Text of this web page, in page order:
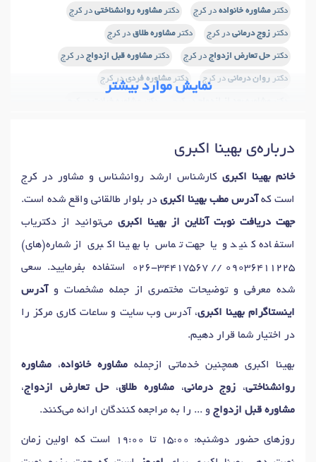
دکترمشاوره خانواده در کرج دکترمشاوره روانشناختی در کرج
دکتر زوج درمانی در کرج دکترمشاوره طلاق در کرج
دکتر حل تعارض ازدواج در کرج دکترمشاوره قبل ازدواج در کرج
دکتر روان درمانی در کرج دکترمشاوره فردیدر کرج
نمایش موارد بیشتر
درباره‌ی بهینا اکبری
خانم بهینا اکبری کارشناس ارشد روانشناس و مشاور در کرج
است که آدرس مطب بهینا اکبری در بلوار طالقانی واقع شده است.
جهت دریافت نوبت آنلاین از بهینا اکبری می‌توانید از دکتریاب
استفاده کنید و یا جهت تماس با بهینا اکبری از شماره(های)
026-34417567 // 09036411225
استفاده بفرمایید. سعی
شده معرفی و توضیحات مختصری از جمله مشخصات و آدرس
اینستاگرام بهینا اکبری، آدرس وب سایت و ساعات کاری مرکز را
در اختیار شما قرار دهیم.
بهینا اکبری همچنین خدماتی ازجمله مشاوره خانواده، مشاوره
روانشناختی، زوج درمانی،مشاوره طلاق،حل تعارض ازدواج،
مشاوره قبل ازدواج و ... را به مراجعه کنندگان ارائه می‌کنند.
روزهای حضور دوشنبه: 15:00 تا 19:00 است که اولین زمان